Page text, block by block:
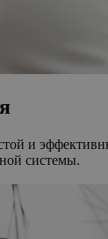
и
системы.